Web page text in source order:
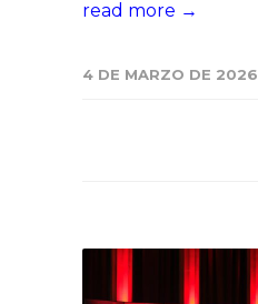
read more →
4 DE MARZO DE 2026